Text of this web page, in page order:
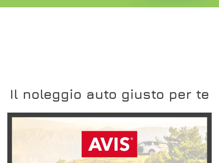
Il noleggio auto giusto per te